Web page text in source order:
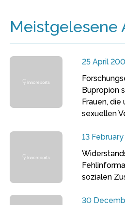
Meistgelesene
25 April
Bupropion
Frauen,
sexuellen
13
sozialen
30